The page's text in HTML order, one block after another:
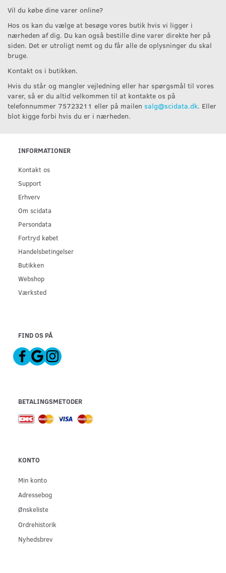
Vil du købe dine varer online?
Hos os kan du vælge at besøge vores butik hvis vi ligger i
nærheden af dig. Du kan også bestille dine varer direkte her på
siden. Det er utroligt nemt og du får alle de oplysninger du skal
bruge.
Kontakt os i butikken.
Hvis du står og mangler vejledning eller har spørgsmål til vores
varer, så er du altid velkommen til at kontakte os på
telefonnummer 75723211 eller på mailen salg@scidata.dk. Eller
blot kigge forbi hvis du er i nærheden.
INFORMATIONER
Kontakt os
Support
Erhverv
Om scidata
Persondata
Fortryd købet
Handelsbetingelser
Butikken
Webshop
Værksted
FIND OS PÅ
BETALINGSMETODER
KONTO
Min konto
Adressebog
Ønskeliste
Ordrehistorik
Nyhedsbrev